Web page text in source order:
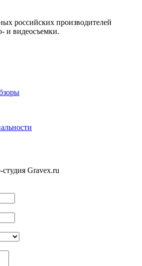
российских производителей
и видеосъемки.
студия Gravex.ru